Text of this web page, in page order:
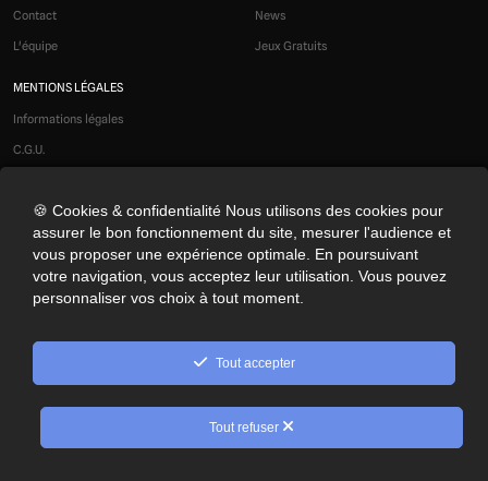
Contact
L'équipe
News
Jeux Gratuits
MENTIONS LÉGALES
Informations légales
C.G.U.
Modération
Confidentialité
Cookies
Préférences cookies
NOS RÉSEAUX SOCIAUX
© 2026 Optimus Gaming. Tous droits réservés.
🍪 Cookies & confidentialité Nous utilisons des cookies pour
assurer le bon fonctionnement du site, mesurer l'audience et
vous proposer une expérience optimale. En poursuivant
votre navigation, vous acceptez leur utilisation. Vous pouvez
personnaliser vos choix à tout moment.
Tout accepter
Tout refuser